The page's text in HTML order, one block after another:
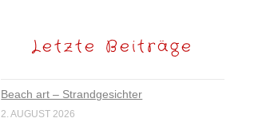
Letzte Beiträge
Beach art – Strandgesichter
2. AUGUST 2026